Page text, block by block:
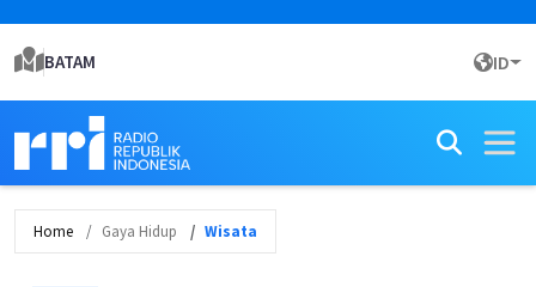
BATAM ID
Home Gaya Hidup Wisata